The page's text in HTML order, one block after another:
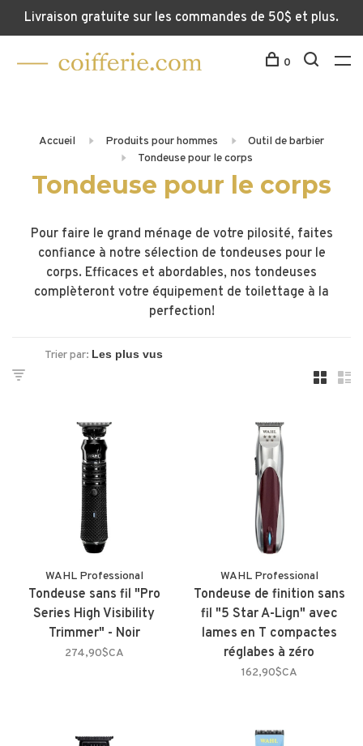
Livraison gratuite sur les commandes de 50$ et plus.
0
Accueil Produits pour hommes
Outil de barbier
Tondeuse pour le corps
Tondeuse pour le corps
Pour faire le grand ménage de votre pilosité, faites
confiance à notre sélection de tondeuses pour le
corps. Efficaces et abordables, nos tondeuses
complèteront votre équipement de toilettage à la
perfection!
Trier par:
WAHL Professional
Tondeuse sans fil "Pro
Series High Visibility
Trimmer" - Noir
274,90$CA
WAHL Professional
Tondeuse de finition sans
fil "5 Star A-Lign" avec
lames en T compactes
réglabes à zéro
162,90$CA